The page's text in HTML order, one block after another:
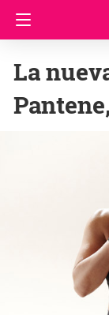
La